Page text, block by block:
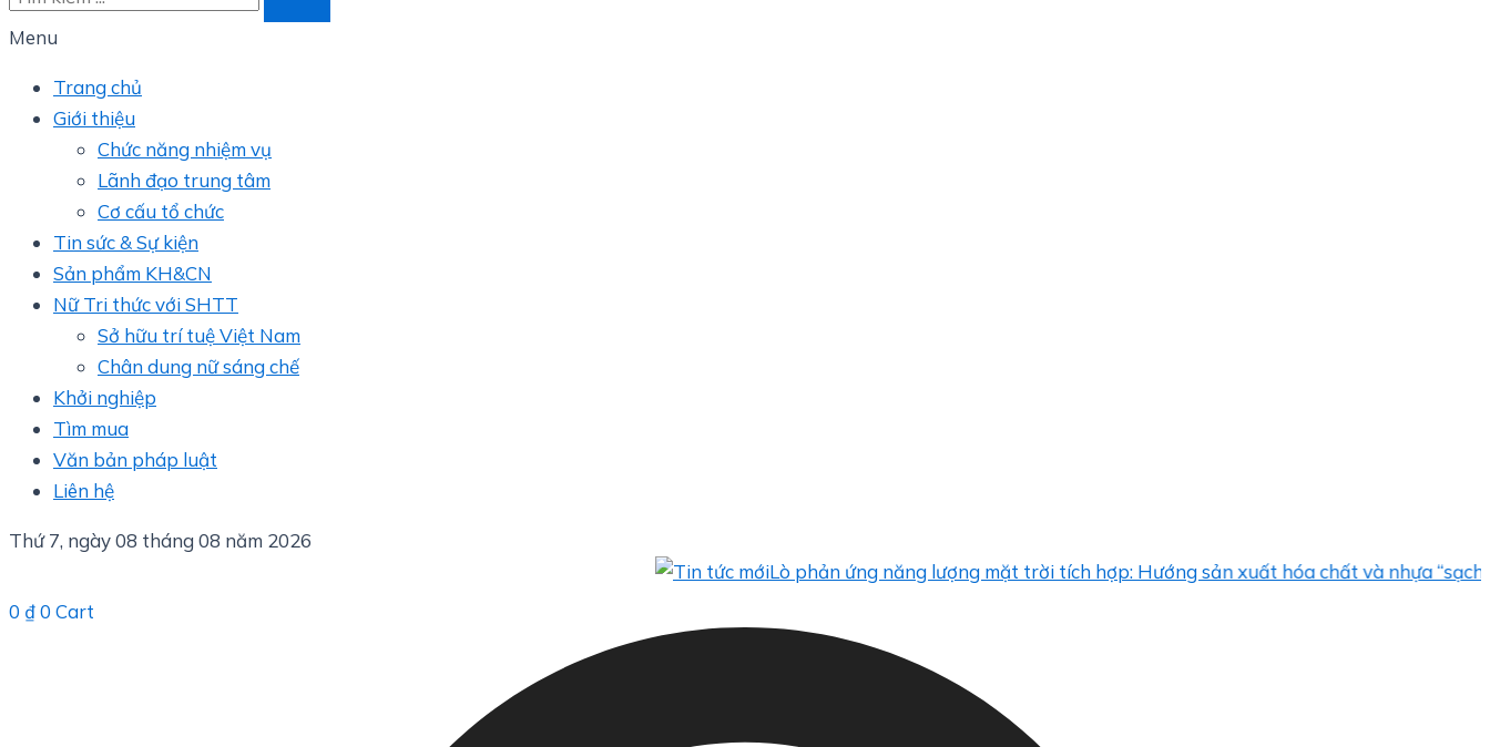
Menu
Trang chủ
Giới thiệu
Chức năng nhiệm vụ
Lãnh đạo trung tâm
Cơ cấu tổ chức
Tin sức & Sự kiện
Sản phẩm KH&CN
Nữ Tri thức với SHTT
Sở hữu trí tuệ Việt Nam
Chân dung nữ sáng chế
Khởi nghiệp
Tìm mua
Văn bản pháp luật
Liên hệ
Thứ 7, ngày 08 tháng 08 năm 2026
Lò phản ứng năng lượng mặt trời tích hợp: Hướng sản xuất hóa chất và nhựa “sạch”
0 ₫0 Cart